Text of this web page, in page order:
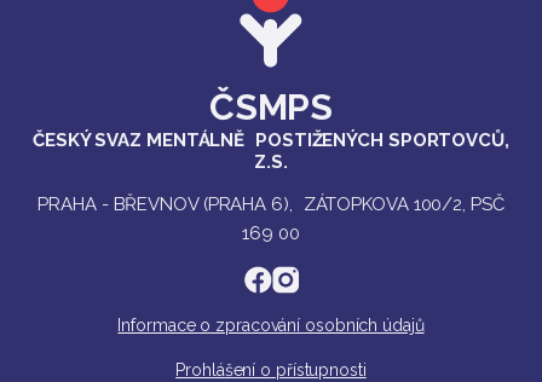
ČSMPS
ČESKÝ SVAZ MENTÁLNĚ POSTIŽENÝCH SPORTOVCŮ,
Z.S.
PRAHA - BŘEVNOV (PRAHA 6), ZÁTOPKOVA 100/2, PSČ
169 00
Informace o zpracování osobních údajů
Prohlášení o přístupnosti